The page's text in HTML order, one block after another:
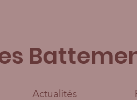
Actualités